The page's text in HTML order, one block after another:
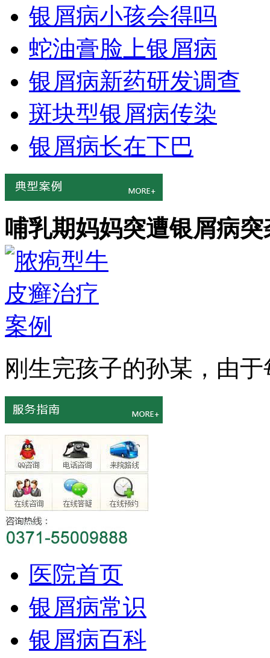
银屑病小孩会得吗
蛇油膏脸上银屑病
银屑病新药研发调查
斑块型银屑病传染
银屑病长在下巴
哺乳期妈妈突遭银屑病
刚生完孩子的孙某，由
医院首页
银屑病常识
银屑病百科